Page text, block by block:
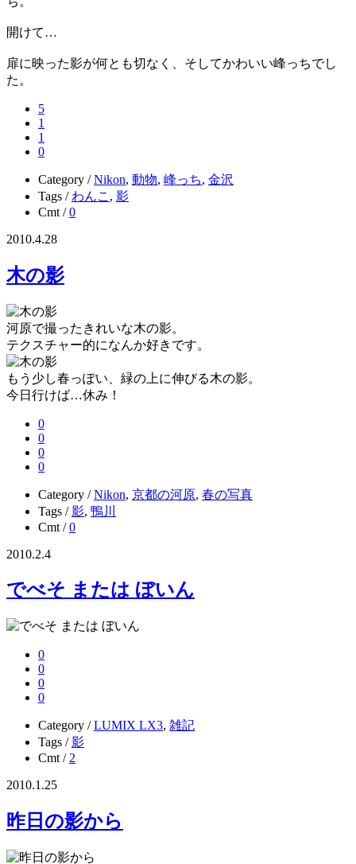
開けて…
扉に映った影が何とも切なく、そしてかわいい峰っちでし
た。
5
1
1
0
Category /Nikon, 動物, 峰っち, 金沢
Tags / わんこ , 影
Cmt /0
2010.4.28
木の影
河原で撮ったきれいな木の影。
テクスチャー的になんか好きです。
もう少し春っぽい、緑の上に伸びる木の影。
今日行けば…休み！
0
0
0
0
Category /Nikon, 京都の河原, 春の写真
Tags /影, 鴨川
Cmt /0
2010.2.4
でべそ または ぼいん
0
0
0
0
Category /LUMIX LX3, 雑記
Tags /影
Cmt / 2
2010.1.25
昨日の影から